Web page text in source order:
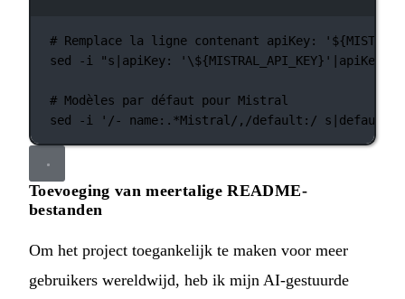
# Remplace la ligne contenant apiKey:
sed
-i "s|apiKey: ' \${MISTRAL_API_KEY}'|apiKey:
# Modèles par défaut pour Mistral
sed
-i '/- name:.*Mistral/,/default:/
Toevoeging van meertalige README-
bestanden
Om het project toegankelijk te maken voor meer
gebruikers wereldwijd, heb ik mijn AI-gestuurde